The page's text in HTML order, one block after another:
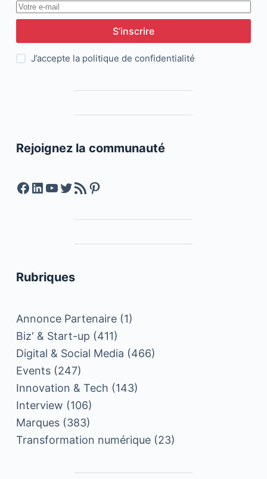
S’inscrire
J’accepte la politique de confidentialité
Rejoignez la communauté
Facebook
LinkedIn
YouTube
Twitter
Feed RSSPinterest
Rubriques
Annonce Partenaire(1)
Biz' & Start-up (411)
Digital & Social Media (466)
Events(247)
Innovation & Tech (143)
Interview (106)
Marques(383)
Transformation numérique(23)